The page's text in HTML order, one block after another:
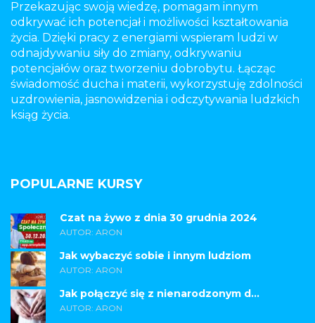
Przekazując swoją wiedzę, pomagam innym
odkrywać ich potencjał i możliwości kształtowania
życia. Dzięki pracy z energiami wspieram ludzi w
odnajdywaniu siły do zmiany, odkrywaniu
potencjałów oraz tworzeniu dobrobytu. Łącząc
świadomość ducha i materii, wykorzystuję zdolności
uzdrowienia, jasnowidzenia i odczytywania ludzkich
ksiąg życia.
POPULARNE KURSY
Czat na żywo z dnia 30 grudnia 2024
AUTOR: ARON
Jak wybaczyć sobie i innym ludziom
AUTOR: ARON
Jak połączyć się z nienarodzonym d...
AUTOR: ARON